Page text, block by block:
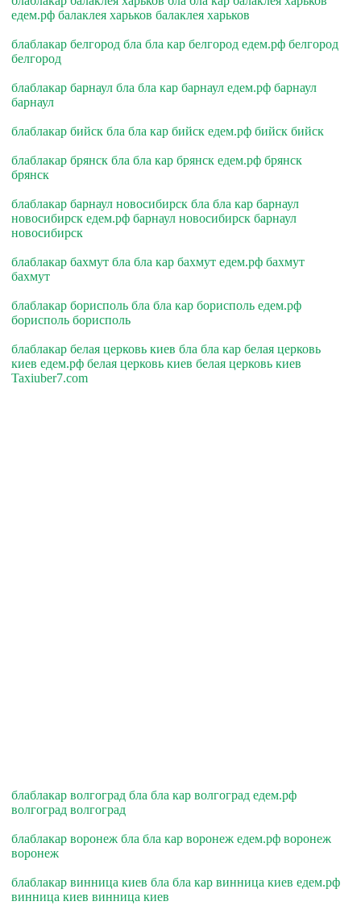
едем.рф балаклея харьков балаклея харьков
блаблакар белгород бла бла кар белгород едем.рф белгород
белгород
блаблакар барнаул бла бла кар барнаул едем.рф барнаул
барнаул
блаблакар бийск бла бла кар бийск едем.рф бийск бийск
блаблакар брянск бла бла кар брянск едем.рф брянск
брянск
блаблакар барнаул новосибирск бла бла кар барнаул
новосибирск едем.рф барнаул новосибирск барнаул
новосибирск
блаблакар бахмут бла бла кар бахмут едем.рф бахмут
бахмут
блаблакар борисполь бла бла кар борисполь едем.рф
борисполь борисполь
блаблакар белая церковь киев бла бла кар белая церковь
киев едем.рф белая церковь киев белая церковь киев
Taxiuber7.com
блаблакар волгоград бла бла кар волгоград едем.рф
волгоград волгоград
блаблакар воронеж бла бла кар воронеж едем.рф воронеж
воронеж
блаблакар винница киев бла бла кар винница киев едем.рф
винница киев винница киев